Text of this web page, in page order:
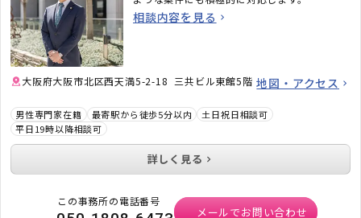
相談内容を見る
大阪府大阪市北区西天満5-2-18 三共ビル東館5階 地図・アクセス
男性専門家在籍 最寄駅から徒歩5分以内
土日祝日相談可
平日19時以降相談可
詳しく見る
この事務所の電話番号
メールでお問い合わせ